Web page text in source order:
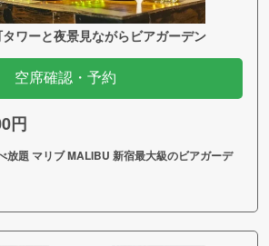
ワーと夜景見ながらビアガーデン
空席確認・予約
円
放題 マリブ MALIBU 新宿最大級のビアガーデ